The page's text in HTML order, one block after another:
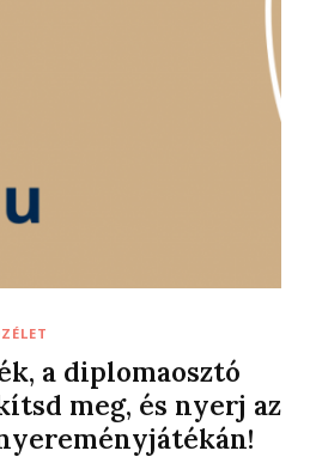
a diplomaosztó
meg, és nyerj az